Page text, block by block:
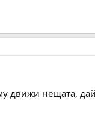
движи нещата,